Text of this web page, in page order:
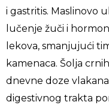
i gastritis. Maslinovo
lučenje žuči i
lekova, smanjujući
kamenaca. Šolja
dnevne doze
digestivnog trakta